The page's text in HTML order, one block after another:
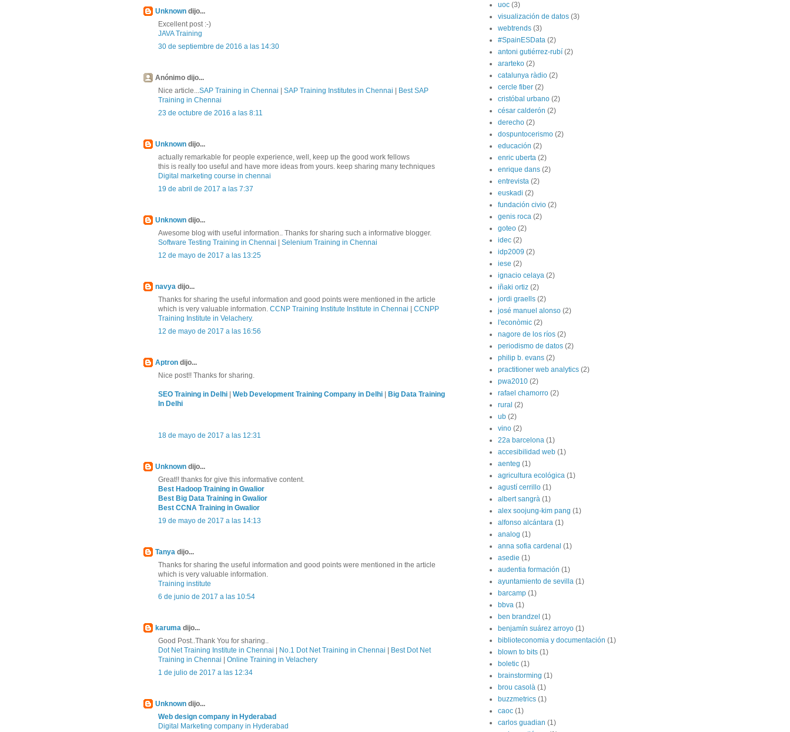
Unknown dijo...
Excellent post :-)
JAVA Training
30 de septiembre de 2016 a las 14:30
Anónimo dijo...
Nice article...SAP Training in Chennai SAP Training Institutes in Chennai
Best SAP
Training in Chennai
23 de octubre de 2016 a las 8:11
Unknown dijo...
actually remarkable for people experience, well, keep up the good work fellows
this is really too useful and have more ideas from yours. keep sharing many techniques
Digital marketing course in chennai
19 de abril de 2017 a las 7:37
Unknown dijo...
Awesome blog with useful information.. Thanks for sharing such a informative blogger.
Software Testing Training in Chennai
Selenium Training in Chennai
12 de mayo de 2017 a las 13:25
navya dijo...
Thanks for sharing the useful information and good points were mentioned in the article
which is very valuable information. CCNP Training Institute Institute in Chennai
CCNPP
Training Institute in Velachery.
12 de mayo de 2017 a las 16:56
Aptron dijo...
Nice post!! Thanks for sharing.
SEO Training in Delhi Web Development Training Company in Delhi
Big Data Training
In Delhi
18 de mayo de 2017 a las 12:31
Unknown dijo...
Great!! thanks for give this informative content.
Best Hadoop Training in Gwalior
Best Big Data Training in Gwalior
Best CCNA Training in Gwalior
19 de mayo de 2017 a las 14:13
Tanya dijo...
Thanks for sharing the useful information and good points were mentioned in the article
which is very valuable information.
Training institute
6 de junio de 2017 a las 10:54
karuma dijo...
Good Post..Thank You for sharing..
Dot Net Training Institute in Chennai
No.1 Dot Net Training in Chennai
Best Dot Net
Training in Chennai
Online Training in Velachery
1 de julio de 2017 a las 12:34
Unknown dijo...
Web design company in Hyderabad
Digital Marketing company in Hyderabad
uoc (3)
visualización de datos (3)
webtrends (3)
#SpainESData (2)
antoni gutiérrez-rubí (2)
ararteko (2)
catalunya ràdio (2)
cercle fiber (2)
cristóbal urbano (2)
césar calderón (2)
derecho (2)
dospuntocerismo (2)
educación (2)
enric uberta (2)
enrique dans (2)
entrevista (2)
euskadi (2)
fundación civio (2)
genis roca (2)
goteo (2)
idec (2)
idp2009 (2)
iese (2)
ignacio celaya (2)
iñaki ortiz (2)
jordi graells (2)
josé manuel alonso (2)
l'econòmic (2)
nagore de los ríos (2)
periodismo de datos (2)
philip b. evans (2)
practitioner web analytics (2)
pwa2010 (2)
rafael chamorro (2)
rural (2)
ub (2)
vino (2)
22a barcelona (1)
accesibilidad web (1)
aenteg (1)
agricultura ecológica (1)
agustí cerrillo (1)
albert sangrà (1)
alex soojung-kim pang (1)
alfonso alcántara (1)
analog (1)
anna sofia cardenal (1)
asedie (1)
audentia formación (1)
ayuntamiento de sevilla (1)
barcamp (1)
bbva (1)
ben brandzel (1)
benjamín suárez arroyo (1)
biblioteconomia y documentación (1)
blown to bits (1)
boletic (1)
brainstorming (1)
brou casolà (1)
buzzmetrics (1)
caoc (1)
carlos guadian (1)